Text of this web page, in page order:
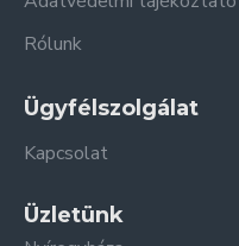
Rólunk
Ügyfélszolgálat
Kapcsolat
Üzletünk